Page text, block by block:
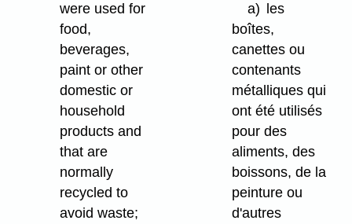
were used for
food,
beverages,
paint or other
domestic or
household
products and
that are
normally
recycled to
avoid waste;
a)
les
boîtes,
canettes ou
contenants
métalliques qui
ont été utilisés
pour des
aliments, des
boissons, de la
peinture ou
d'autres